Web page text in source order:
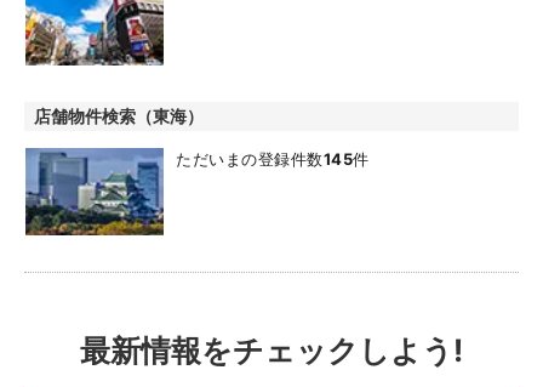
店舗物件検索（東海）
ただいまの登録件数145件
最新情報をチェックしよう!